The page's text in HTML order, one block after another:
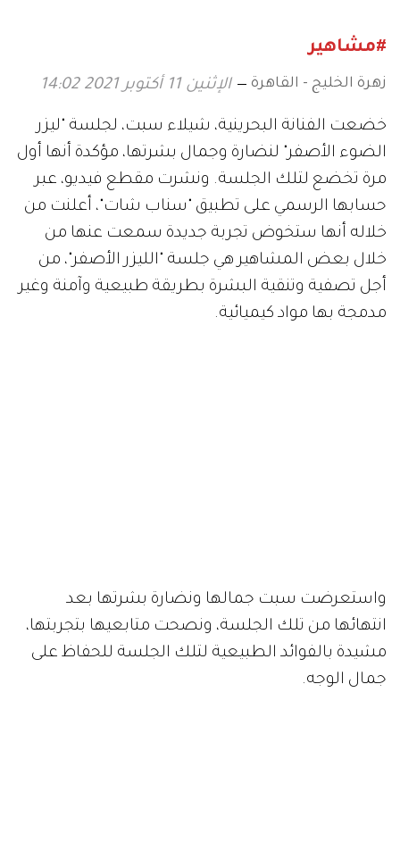
#مشاهير
زهرة الخليج - القاهرة الإثنين 11 أكتوبر 2021 14:02
خضعت الفنانة البحرينية، شيلاء سبت، لجلسة "ليزر
الضوء الأصفر" لنضارة وجمال بشرتها، مؤكدة أنها أول
مرة تخضع لتلك الجلسة. ونشرت مقطع فيديو، عبر
حسابها الرسمي على تطبيق "سناب شات"، أعلنت من
خلاله أنها ستخوض تجربة جديدة سمعت عنها من
خلال بعض المشاهير هي جلسة "الليزر الأصفر"، من
أجل تصفية وتنقية البشرة بطريقة طبيعية وآمنة وغير
مدمجة بها مواد كيميائية.
واستعرضت سبت جمالها ونضارة بشرتها بعد
انتهائها من تلك الجلسة، ونصحت متابعيها بتجربتها،
مشيدة بالفوائد الطبيعية لتلك الجلسة للحفاظ على
جمال الوجه.